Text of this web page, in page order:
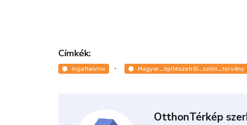
Címkék:
Ingatlanmix Magyar_építészetről_szóló_törvény
OtthonTérkép